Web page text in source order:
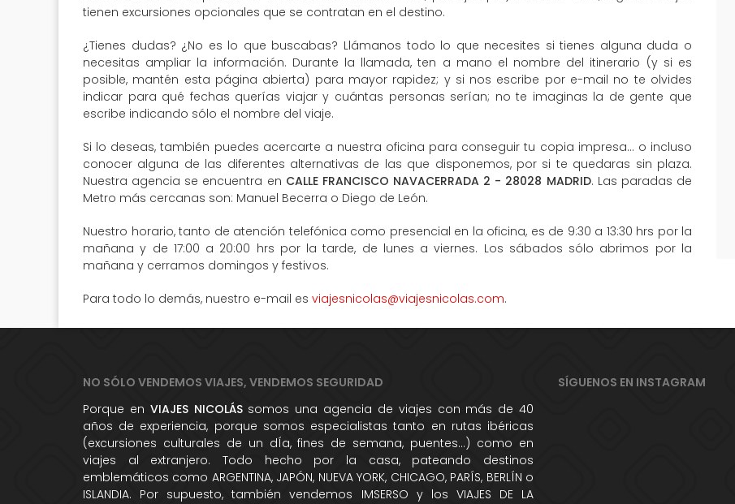
tienen excursiones opcionales que se contratan en el destino.
¿Tienes dudas? ¿No es lo que buscabas? Llámanos todo lo que necesites si tienes alguna duda o
necesitas ampliar la información. Durante la llamada, ten a mano el nombre del itinerario (y si es
posible, mantén esta página abierta) para mayor rapidez; y si nos escribe por e-mail no te olvides
indicar para qué fechas querías viajar y cuántas personas serían; no te imaginas la de gente que
escribe indicando sólo el nombre del viaje.
Si lo deseas, también puedes acercarte a nuestra oficina para conseguir tu copia impresa... o incluso
conocer alguna de las diferentes alternativas de las que disponemos, por si te quedaras sin plaza.
Nuestra agencia se encuentra en CALLE FRANCISCO NAVACERRADA 2 - 28028 MADRID. Las paradas de
Metro más cercanas son: Manuel Becerra o Diego de León.
Nuestro horario, tanto de atención telefónica como presencial en la oficina, es de 9:30 a 13:30 hrs por la
mañana y de 17:00 a 20:00 hrs por la tarde, de lunes a viernes. Los sábados sólo abrimos por la
mañana y cerramos domingos y festivos.
Para todo lo demás, nuestro e-mail es viajesnicolas@viajesnicolas.com.
NO SÓLO VENDEMOS VIAJES, VENDEMOS SEGURIDAD
Porque en VIAJES NICOLÁSsomos una agencia de viajes con más de 40
años de experiencia, porque somos especialistas tanto en rutas ibéricas
(excursiones culturales de un dÍa, fines de semana, puentes...) como en
viajes al extranjero. Todo hecho por la casa, pateando destinos
emblemáticos como ARGENTINA, JAPÓN, NUEVA YORK, CHICAGO, PARÍS, BERLÍN o
ISLANDIA. Por supuesto, también vendemos IMSERSO y los VIAJES DE LA
SÍGUENOS EN INSTAGRAM